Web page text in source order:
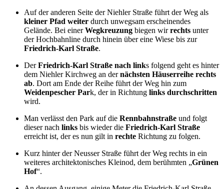
Auf der anderen Seite der Niehler Straße führt der Weg als
kleiner Pfad weiter durch unwegsam erscheinendes
Gelände. Bei einerWegkreuzung biegen wirrechts unter
der Hochbahnline durch hinein über eine Wiese bis zur
Friedrich-Karl Straße.
DerFriedrich-Karl Straße nach links folgend geht es hinter
dem Niehler Kirchweg an dernächsten Häuserreihe rechts
ab. Dort am Ende der Reihe führt der Weg hin zum
Weidenpescher Park, der in Richtung links durchschritten
wird.
Man verlässt den Park auf die Rennbahnstraße und folgt
dieser nach links bis wieder die Friedrich-Karl Straße
erreicht ist, der es nun gilt in rechte Richtung zu folgen.
Kurz hinter der Neusser Straße führt der Weg rechts in ein
weiteres architektonisches Kleinod, dem berühmten „Grünen
Hof“.